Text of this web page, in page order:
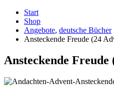
Start
Shop
Angebote, deutsche Bücher
Ansteckende Freude (24
Ansteckende Freude